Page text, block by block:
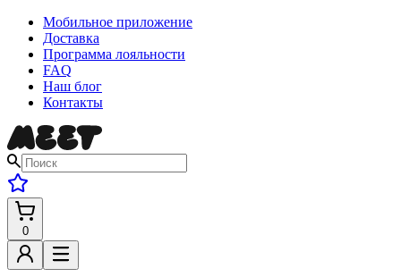
Мобильное приложение
Доставка
Программа лояльности
FAQ
Наш блог
Контакты
0